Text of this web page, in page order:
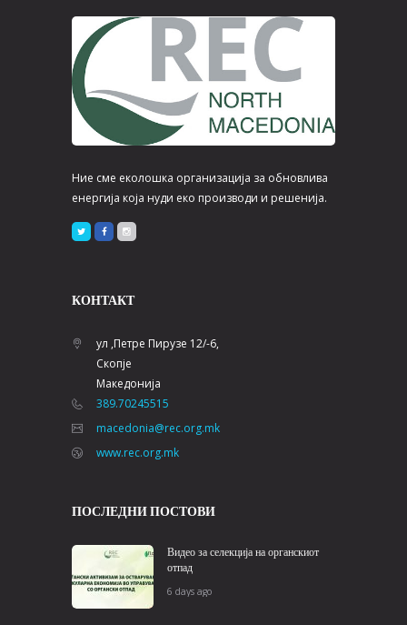
Ние сме еколошка организација за обновлива
енергија која нуди еко производи и решенија.
КОНТАКТ
ул ,Петре Пирузе 12/-6,
Скопје
Македонија
389.70245515
macedonia@rec.org.mk
www.rec.org.mk
ПОСЛЕДНИ ПОСТОВИ
Видео за селекција на органскиот
отпад
6 days ago